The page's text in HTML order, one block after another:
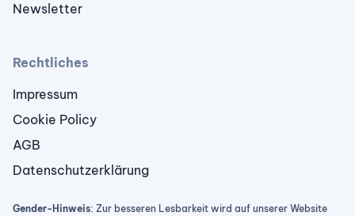
Newsletter
Rechtliches
Impressum
Cookie Policy
AGB
Datenschutzerklärung
Gender-Hinweis: Zur besseren Lesbarkeit wird auf unserer Website